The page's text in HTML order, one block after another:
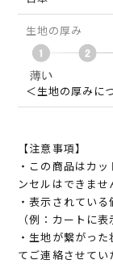
生地の厚み
＜生地の厚みに
【注意事項】
・この商品はカ
ンセルはできませ
・表示されてい
（例：カートに
・生地が繋がっ
てご連絡させてい